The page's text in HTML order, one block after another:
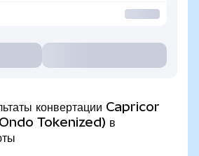
конвертации Capricor
Tokenized) в